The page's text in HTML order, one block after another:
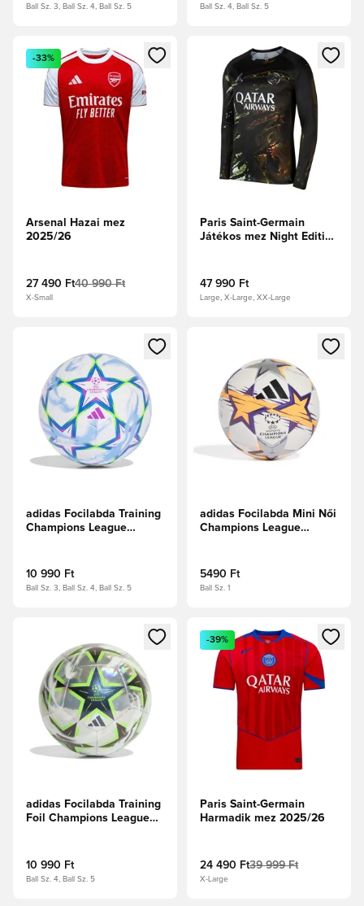
Ball Sz. 3, Ball Sz. 4, Ball Sz. 5 Ball Sz. 4, Ball Sz. 5
Megnyit egy modált a bejelentkezéshez vagy a tagként
-33%
Arsenal Hazai mez
2025/26
27 490 Ft40 990 Ft
X-Small
Megnyit egy modált a
Paris Saint-Germain
Játékos mez Night Edition
47 990 Ft
Large, X-Large, XX-Large
Megnyit egy modált a bejelentkezéshez vagy a tagként
adidas Focilabda Training
Champions League
10 990 Ft
Ball Sz. 3, Ball Sz. 4, Ball Sz. 5
Megnyit egy modált a
adidas Focilabda Mini Női
Champions League
5490 Ft
Ball Sz. 1
Megnyit egy modált a bejelentkezéshez vagy a tagként
adidas Focilabda Training
Foil Champions League
10 990 Ft
Ball Sz. 4, Ball Sz. 5
Megnyit egy modált a
-39%
Paris Saint-Germain
Harmadik mez 2025/26
24 490 Ft39 999 Ft
X-Large